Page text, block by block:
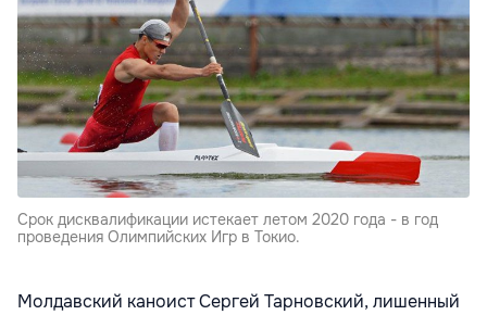
Срок дисквалификации истекает летом 2020 года - в год
проведения Олимпийских Игр в Токио.
Молдавский каноист Сергей Тарновский, лишенный